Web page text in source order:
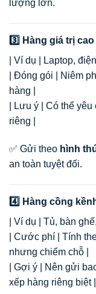
lượng lớn.
3️⃣ Hàng giá trị cao
| Ví dụ | Laptop,
| Đóng gói | Niêm
hàng |
| Lưu ý | Có thể
riêng |
✅ Gửi theo hình
an toàn tuyệt đối.
4️⃣ Hàng cồng
| Ví dụ | Tủ, bàn
| Cước phí | Tính
nhưng chiếm chỗ |
| Gợi ý | Nên gửi
xếp hàng riêng biệt |